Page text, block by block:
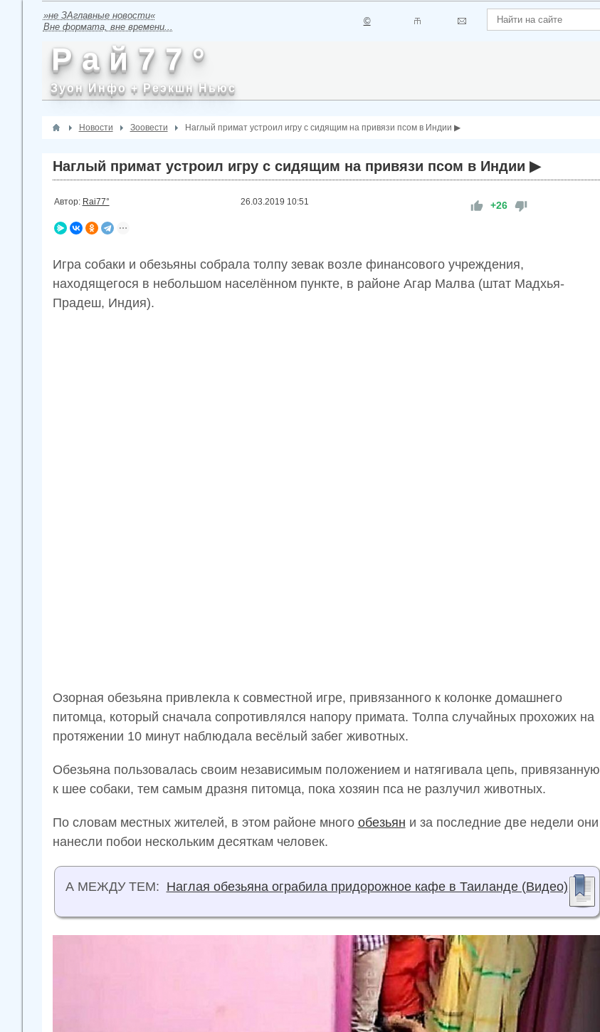
»не ЗАглавные новости«
Вне формата, вне времени...
©
Р а й 7 7 °
Зуон Инфо + Реэкшн Ньюс
Новости Зоовести Наглый примат устроил игру с сидящим на привязи псом в Индии ▶
Наглый примат устроил игру с сидящим на привязи псом в Индии ▶
Автор: Rai77° 26.03.2019 10:51 +26
Игра собаки и обезьяны собрала толпу зевак возле финансового учреждения,
находящегося в небольшом населённом пункте, в районе Агар Малва (штат Мадхья-
Прадеш, Индия).
Озорная обезьяна привлекла к совместной игре, привязанного к колонке домашнего
питомца, который сначала сопротивлялся напору примата. Толпа случайных прохожих на
протяжении 10 минут наблюдала весёлый забег животных.
Обезьяна пользовалась своим независимым положением и натягивала цепь, привязанную
к шее собаки, тем самым дразня питомца, пока хозяин пса не разлучил животных.
По словам местных жителей, в этом районе много обезьян и за последние две недели они
нанесли побои нескольким десяткам человек.
А МЕЖДУ ТЕМ: Наглая обезьяна ограбила придорожное кафе в Таиланде (Видео)